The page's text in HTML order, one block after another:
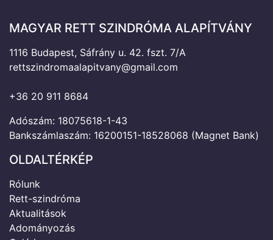
MAGYAR RETT SZINDRÓMA ALAPÍTVÁNY
1116 Budapest, Sáfrány u. 42. fszt. 7/A
rettszindromaalapitvany@gmail.com
+36 20 911 8684
Adószám: 18075618-1-43
Bankszámlaszám: 16200151-18528068 (Magnet Bank)
OLDALTÉRKÉP
Rólunk
Rett-szindróma
Aktualitások
Adományozás